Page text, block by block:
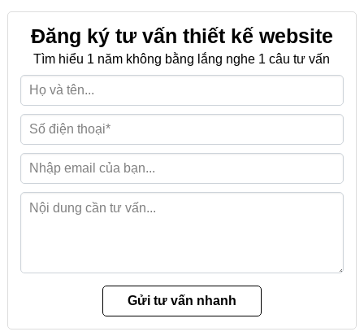
Đăng ký tư vấn thiết kế website
Tìm hiểu 1 năm không bằng lắng nghe 1 câu tư vấn